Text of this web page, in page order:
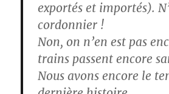
exportés et importés).
cordonnier !
Non, on n’en est pas
trains passent encore
Nous avons encore le